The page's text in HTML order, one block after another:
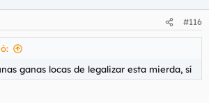
#116
ganas locas de legalizar esta mierda, sí